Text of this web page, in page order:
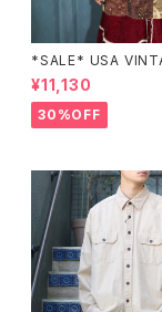
*SALE* USA
go moon
BROIDERY
T/アメリカ古着パッ
繍ジャケット
¥11,130
30%OFF